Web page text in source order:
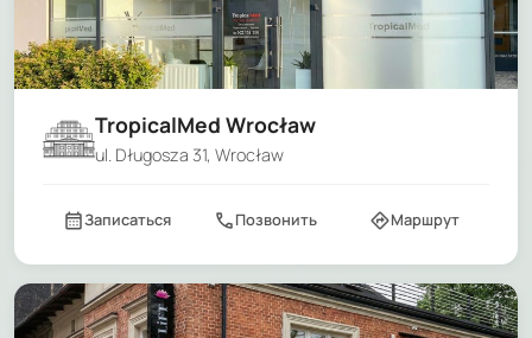
TropicalMed Wrocław
ul. Długosza 31, Wrocław
calendar_monthЗаписаться callПозвонить directionsМаршрут